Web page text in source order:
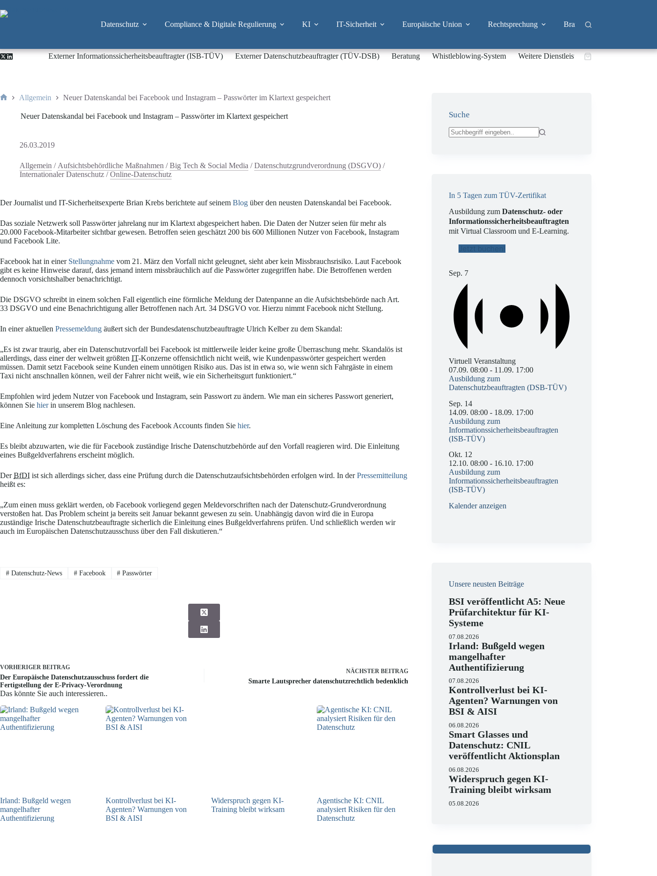
Inhalt
Datenschutz Compliance & Digitale Regulierung KI IT-Sicherheit Europäische Union Rechtsprechung Branchen
Externer Informationssicherheitsbeauftragter (ISB-TÜV) Externer Datenschutzbeauftragter (TÜV-DSB) Beratung Whistleblowing-System Weitere DienstleistungenWarenkorb
Allgemein Neuer Datenskandal bei Facebook und Instagram – Passwörter im Klartext gespeichert
Neuer Datenskandal bei Facebook und Instagram – Passwörter im Klartext gespeichert
26.03.2019
Allgemein / Aufsichtsbehördliche Maßnahmen /Big Tech & Social Media /Datenschutzgrundverordnung (DSGVO) /
Internationaler Datenschutz /Online-Datenschutz
Der Journalist und IT-Sicherheitsexperte Brian Krebs berichtete auf seinem Blog über den neusten Datenskandal bei Facebook.
Das soziale Netzwerk soll Passwörter jahrelang nur im Klartext abgespeichert haben. Die Daten der Nutzer seien für mehr als
20.000 Facebook-Mitarbeiter sichtbar gewesen. Betroffen seien geschätzt 200 bis 600 Millionen Nutzer von Facebook, Instagram
und Facebook Lite.
Facebook hat in einer Stellungnahme vom 21. März den Vorfall nicht geleugnet, sieht aber kein Missbrauchsrisiko. Laut Facebook
gibt es keine Hinweise darauf, dass jemand intern missbräuchlich auf die Passwörter zugegriffen habe. Die Betroffenen werden
dennoch vorsichtshalber benachrichtigt.
Die DSGVO schreibt in einem solchen Fall eigentlich eine förmliche Meldung der Datenpanne an die Aufsichtsbehörde nach Art.
33 DSGVO und eine Benachrichtigung aller Betroffenen nach Art. 34 DSGVO vor. Hierzu nimmt Facebook nicht Stellung.
In einer aktuellen Pressemeldung äußert sich der Bundesdatenschutzbeauftragte Ulrich Kelber zu dem Skandal:
„Es ist zwar traurig, aber ein Datenschutzvorfall bei Facebook ist mittlerweile leider keine große Überraschung mehr. Skandalös ist
allerdings, dass einer der weltweit größten IT-Konzerne offensichtlich nicht weiß, wie Kundenpasswörter gespeichert werden
müssen. Damit setzt Facebook seine Kunden einem unnötigen Risiko aus. Das ist in etwa so, wie wenn sich Fahrgäste in einem
Taxi nicht anschnallen können, weil der Fahrer nicht weiß, wie ein Sicherheitsgurt funktioniert.“
Empfohlen wird jedem Nutzer von Facebook und Instagram, sein Passwort zu ändern. Wie man ein sicheres Passwort generiert,
können Sie hierin unserem Blog nachlesen.
Eine Anleitung zur kompletten Löschung des Facebook Accounts finden Sie hier.
Es bleibt abzuwarten, wie die für Facebook zuständige Irische Datenschutzbehörde auf den Vorfall reagieren wird. Die Einleitung
eines Bußgeldverfahrens erscheint möglich.
DerBfDI ist sich allerdings sicher, dass eine Prüfung durch die Datenschutzaufsichtsbehörden erfolgen wird. In derPressemitteilung
heißt es:
„Zum einen muss geklärt werden, ob Facebook vorliegend gegen Meldevorschriften nach der Datenschutz-Grundverordnung
verstoßen hat. Das Problem scheint ja bereits seit Januar bekannt gewesen zu sein. Unabhängig davon wird die in Europa
zuständige Irische Datenschutzbeauftragte sicherlich die Einleitung eines Bußgeldverfahrens prüfen. Und schließlich werden wir
auch im Europäischen Datenschutzausschuss über den Fall diskutieren.“
#Datenschutz-News #Facebook # Passwörter
VORHERIGER BEITRAG
Der Europäische Datenschutzausschuss fordert die
Fertigstellung der E-Privacy-Verordnung
NÄCHSTER BEITRAG
Smarte Lautsprecher datenschutzrechtlich bedenklich
Das könnte Sie auch interessieren..
Irland: Bußgeld wegen
mangelhafter
Authentifizierung
Kontrollverlust bei KI-
Agenten? Warnungen von
BSI & AISI
Widerspruch gegen KI-
Training bleibt wirksam
Agentische KI: CNIL
analysiert Risiken für den
Datenschutz
Suche
In 5 Tagen zum TÜV-Zertifikat
Ausbildung zumDatenschutz- oder
Informationssicherheitsbeauftragten
mit Virtual Classroom und E-Learning.
Jetzt buchen!
Sep. 7
Virtuell Veranstaltung
07.09. 08:00 - 11.09. 17:00
Ausbildung zum
Datenschutzbeauftragten (DSB-TÜV)
Sep. 14
14.09. 08:00 - 18.09. 17:00
Ausbildung zum
Informationssicherheitsbeauftragten
(ISB-TÜV)
Okt. 12
12.10. 08:00 - 16.10. 17:00
Ausbildung zum
Informationssicherheitsbeauftragten
(ISB-TÜV)
Kalender anzeigen
Unsere neusten Beiträge
BSI veröffentlicht A5: Neue
Prüfarchitektur für KI-
Systeme
07.08.2026
Irland: Bußgeld wegen
mangelhafter
Authentifizierung
07.08.2026
Kontrollverlust bei KI-
Agenten? Warnungen von
BSI & AISI
06.08.2026
Smart Glasses und
Datenschutz: CNIL
veröffentlicht Aktionsplan
06.08.2026
Widerspruch gegen KI-
Training bleibt wirksam
05.08.2026